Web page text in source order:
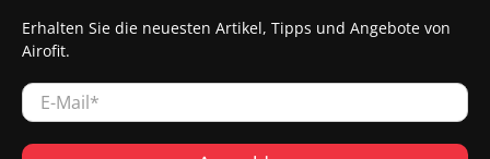
Erhalten Sie die neuesten Artikel, Tipps und Angebote von
Airofit.
E-Mail*